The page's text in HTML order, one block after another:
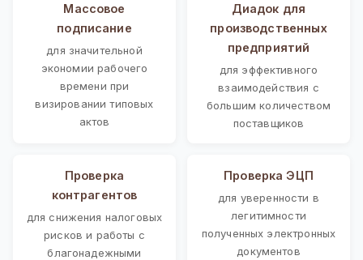
Массовое
подписание
для значительной
экономии рабочего
времени при
визировании типовых
актов
Диадок для
производственных
предприятий
для эффективного
взаимодействия с
большим количеством
поставщиков
Проверка
контрагентов
для снижения налоговых
рисков и работы с
благонадежными
Проверка ЭЦП
для уверенности в
легитимности
полученных электронных
документов